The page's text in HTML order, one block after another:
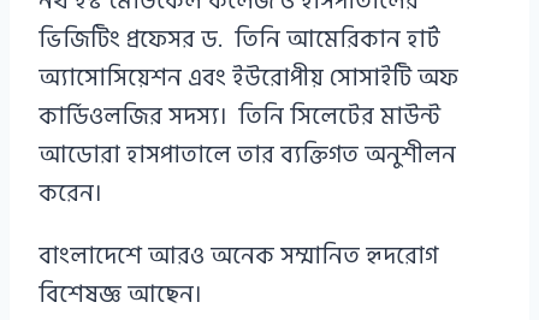
ভিজিটিং প্রফেসর ড. তিনি আমেরিকান হার্ট
অ্যাসোসিয়েশন এবং ইউরোপীয় সোসাইটি অফ
কার্ডিওলজির সদস্য। তিনি সিলেটের মাউন্ট
আডোরা হাসপাতালে তার ব্যক্তিগত অনুশীলন
করেন।
বাংলাদেশে আরও অনেক সম্মানিত হৃদরোগ
বিশেষজ্ঞ আছেন।